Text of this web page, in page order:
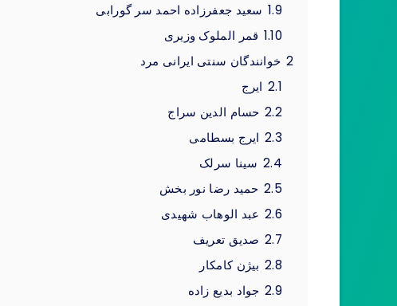
1.9 سعید جعفرزاده احمد سر گورابی
1.10 قمر الملوک وزیری
2 خوانندگان سنتی ایرانی مرد
2.1 ایرج
2.2 حسام الدین سراج
2.3 ایرج بسطامی
2.4 سینا سرلک
2.5 حمید رضا نور بخش
2.6 عبد الوهاب شهیدی
2.7 صدیق تعریف
2.8 بیژن کامکار
2.9 جواد بدیع زاده